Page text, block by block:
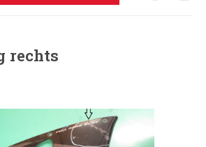
rechts